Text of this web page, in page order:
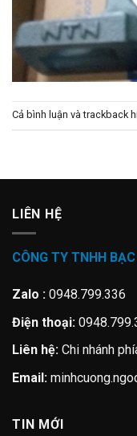
Cả bình luận và trackback
LIÊN HỆ
CÔNG TY TNHH
Zalo : 0948.799.336
Điện thoại:
Liên hệ: Chi nhánh
Email:
TIN MỚI